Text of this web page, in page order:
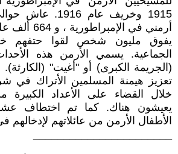
1915 وخريف عام
أرمني في
يفوق مليون شخص لقوا حتفهم
الجماعية. يسمي الأرمن هذه
(الجريمة الكبرى) أو "أغيت"
تعزيز هيمنة المسلمين الأتراك في
خلال القضاء على الأعداد الكبيرة
يعيشون هناك. كما تم اختطاف
الأطفال الأرمن من عائلاتهم لإدخالهم